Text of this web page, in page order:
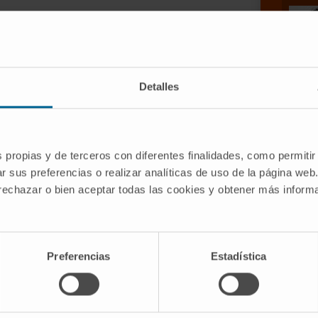
Detalles
propias y de terceros con diferentes finalidades, como
sus preferencias o realizar analíticas de uso de la página
o bien aceptar todas las cookies y obtener más
Preferencias Estadística
cells by blastocyst complementation
clinical need for transplants. To
of both parenchymal and
cells play a key role in graft
cell ablation system to produce
the cardiac and vascular systems.
we rescued heart
and in combination, obtaining
and endothelial cells of
were viable and reached the
and no signs of